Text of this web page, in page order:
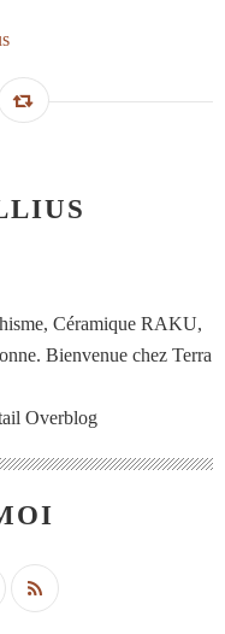
Céramique RAKU,
Bienvenue chez Terra
Overblog